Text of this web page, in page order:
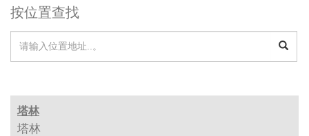
按位置查找
塔林
塔林